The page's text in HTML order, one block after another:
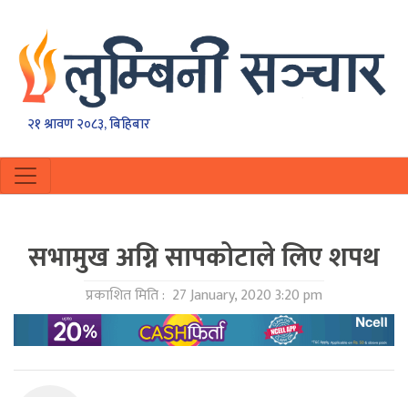
२१ श्रावण २०८३, बिहिबार
सभामुख अग्नि सापकोटाले लिए शपथ
प्रकाशित मिति : 27 January, 2020 3:20 pm